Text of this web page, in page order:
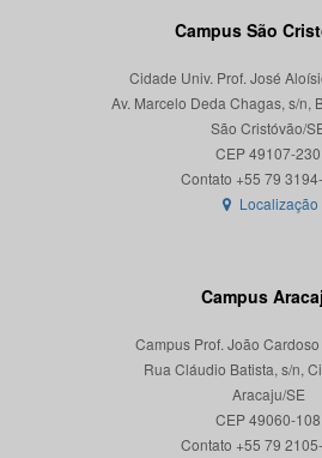
Campus São
Cidade Univ. Prof. José
Av. Marcelo Deda Chagas, s/n,
São Cristóvão/
CEP 49107-230
Localização
Campus
Campus Prof. João
Rua Cláudio Batista, s/n,
Aracaju/SE
CEP 49060-108